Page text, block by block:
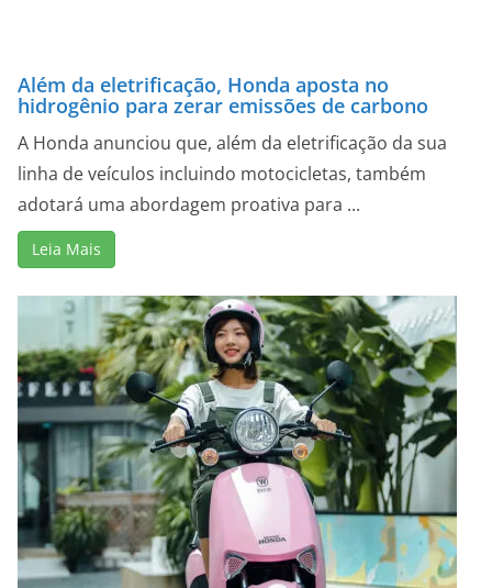
Além da eletrificação, Honda aposta no
hidrogênio para zerar emissões de carbono
A Honda anunciou que, além da eletrificação da sua
linha de veículos incluindo motocicletas, também
adotará uma abordagem proativa para ...
Leia Mais